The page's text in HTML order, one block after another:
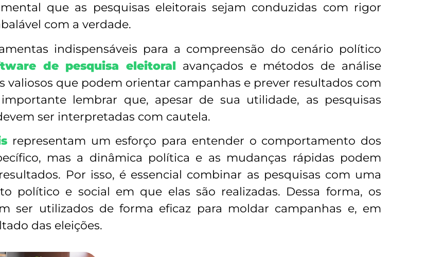
que as pesquisas eleitorais sejam conduzidas com rigor
com a verdade.
indispensáveis para a compreensão do cenário político
de pesquisa eleitoral avançados e métodos de análise
valiosos que podem orientar campanhas e prever resultados com
lembrar que, apesar de sua utilidade, as pesquisas
ser interpretadas com cautela.
representam um esforço para entender o comportamento dos
mas a dinâmica política e as mudanças rápidas podem
Por isso, é essencial combinar as pesquisas com uma
político e social em que elas são realizadas. Dessa forma, os
ser utilizados de forma eficaz para moldar campanhas e, em
das eleições.